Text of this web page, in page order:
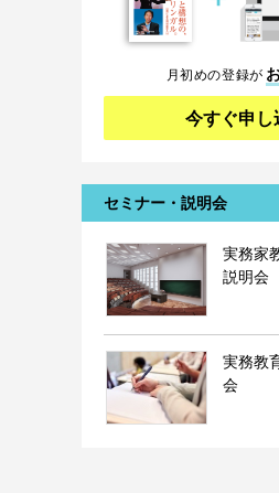
月初めの登録が
今すぐ申し
セミナー・説明会
実務家
説明会
実務教
会